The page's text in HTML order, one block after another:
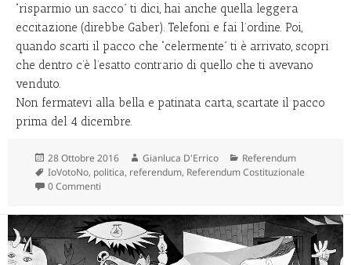
“risparmio un sacco” ti dici, hai anche quella leggera
eccitazione (direbbe Gaber). Telefoni e fai l’ordine. Poi,
quando scarti il pacco che “celermente” ti è arrivato, scopri
che dentro c’è l’esatto contrario di quello che ti avevano
venduto.
Non fermatevi alla bella e patinata carta, scartate il pacco
prima del 4 dicembre.
Scritto
il
28 Ottobre 2016 Autore
Gianluca D'Errico Categorie
Referendum
Tag
IoVotoNo, politica, referendum, Referendum Costituzionale
0 Commenti